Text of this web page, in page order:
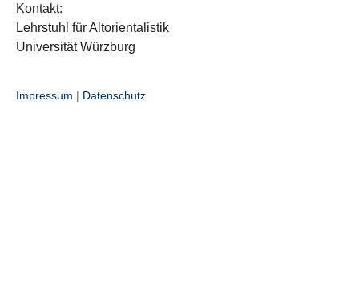
Kontakt:
Lehrstuhl für Altorientalistik
Universität Würzburg
Impressum | Datenschutz